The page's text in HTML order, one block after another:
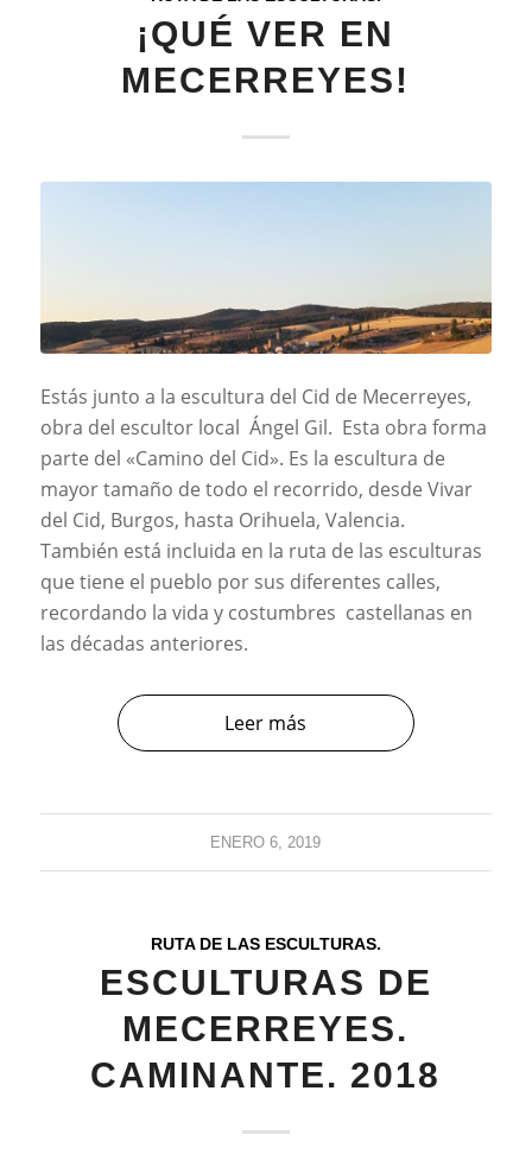
¡QUÉ VER EN
MECERREYES!
Estás junto a la escultura del Cid de Mecerreyes,
obra del escultor local Ángel Gil. Esta obra forma
parte del «Camino del Cid». Es la escultura de
mayor tamaño de todo el recorrido, desde Vivar
del Cid, Burgos, hasta Orihuela, Valencia.
También está incluida en la ruta de las esculturas
que tiene el pueblo por sus diferentes calles,
recordando la vida y costumbres castellanas en
las décadas anteriores.
Leer más
ENERO 6, 2019
RUTA DE LAS ESCULTURAS.
ESCULTURAS DE
MECERREYES.
CAMINANTE. 2018